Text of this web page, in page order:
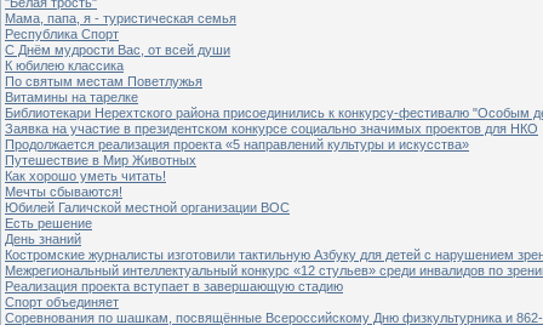
Мама, папа, я - туристическая семья
Республика Спорт
С Днём мудрости Вас, от всей души
К юбилею классика
По святым местам Поветлужья
Витамины на тарелке
Библиотекари Нерехтского района присоединились к конкурсу-фестивалю "Особым
Заявка на участие в президентском конкурсе социально значимых проектов для НКО
Продолжается реализация проекта «5 направлений культуры и искусства»
Путешествие в Мир Животных
Как хорошо уметь читать!
Мечты сбываются!
Юбилей Галичской местной организации ВОС
Есть решение
День знаний
Костромские журналисты изготовили тактильную Азбуку для детей с нарушением
Межрегиональный интеллектуальный конкурс «12 стульев» среди инвалидов по
Реализация проекта вступает в завершающую стадию
Спорт объединяет
Соревнования по шашкам, посвящённые Всероссийскому Дню физкультурника и